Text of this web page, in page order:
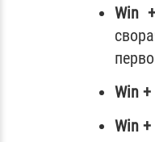
Win
Win +
Win +